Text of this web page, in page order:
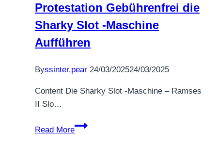
casino
welcome
bonus
Programs
real
Protestation Gebührenfrei die
Sharky Slot -Maschine
Aufführen
Byssinter.pear 24/03/202524/03/2025
Content Die Sharky Slot -Maschine – Ramses
II Slo…
Read More
Ramses